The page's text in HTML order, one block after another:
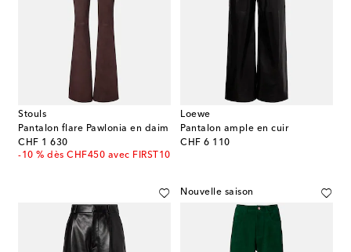
Stouls
Pantalon flare Pawlonia en daim
CHF 1 630
original price
-10 % dès CHF450 avec FIRST10
Loewe
Pantalon ample en cuir
CHF 6 110
original price
Nouvelle saison